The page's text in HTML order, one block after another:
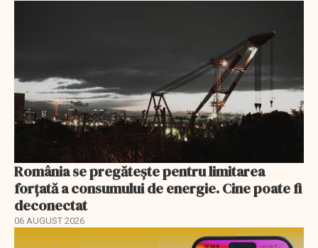
România se pregătește pentru limitarea
forțată a consumului de energie. Cine poate fi
deconectat
06 AUGUST 2026